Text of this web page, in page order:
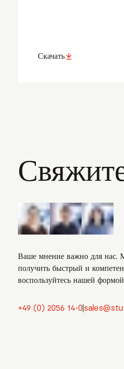
Скачать
Ваше мнение важно для нас.
получить быстрый и
воспользуйтесь нашей формой
+49 (0) 2056 14-0